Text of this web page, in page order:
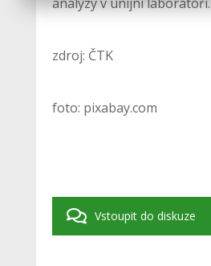
zdroj: ČTK
foto: pixabay.com
Vstoupit do diskuze